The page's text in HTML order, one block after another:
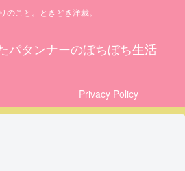
のこと。ときどき洋裁。
パタンナーのぼちぼち生活
Privacy Policy